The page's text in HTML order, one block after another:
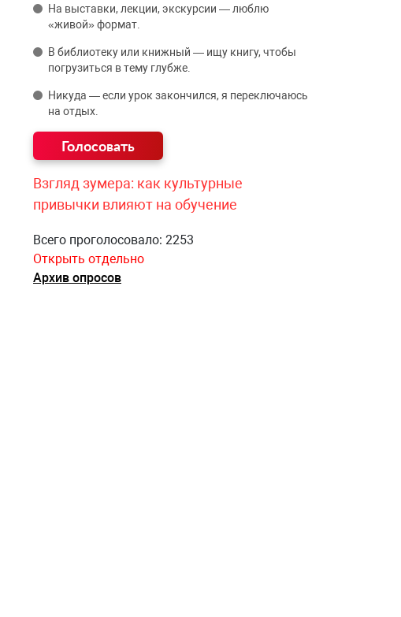
На выставки, лекции, экскурсии — люблю
«живой» формат.
В библиотеку или книжный — ищу книгу, чтобы
погрузиться в тему глубже.
Никуда — если урок закончился, я переключаюсь
на отдых.
Взгляд зумера: как культурные
привычки влияют на обучение
Всего проголосовало: 2253
Открыть отдельно
Архив опросов